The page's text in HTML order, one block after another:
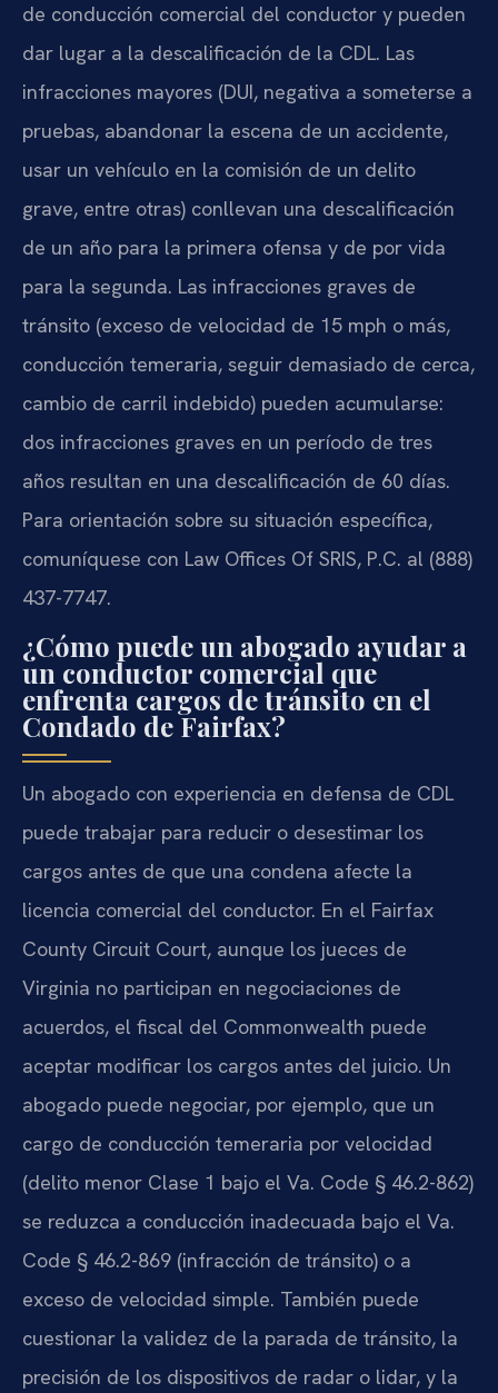
de conducción comercial del conductor y pueden
dar lugar a la descalificación de la CDL. Las
infracciones mayores (DUI, negativa a someterse a
pruebas, abandonar la escena de un accidente,
usar un vehículo en la comisión de un delito
grave, entre otras) conllevan una descalificación
de un año para la primera ofensa y de por vida
para la segunda. Las infracciones graves de
tránsito (exceso de velocidad de 15 mph o más,
conducción temeraria, seguir demasiado de cerca,
cambio de carril indebido) pueden acumularse:
dos infracciones graves en un período de tres
años resultan en una descalificación de 60 días.
Para orientación sobre su situación específica,
comuníquese con Law Offices Of SRIS, P.C. al (888)
437-7747.
¿Cómo puede un abogado ayudar a
un conductor comercial que
enfrenta cargos de tránsito en el
Condado de Fairfax?
Un abogado con experiencia en defensa de CDL
puede trabajar para reducir o desestimar los
cargos antes de que una condena afecte la
licencia comercial del conductor. En el Fairfax
County Circuit Court, aunque los jueces de
Virginia no participan en negociaciones de
acuerdos, el fiscal del Commonwealth puede
aceptar modificar los cargos antes del juicio. Un
abogado puede negociar, por ejemplo, que un
cargo de conducción temeraria por velocidad
(delito menor Clase 1 bajo el Va. Code § 46.2-862)
se reduzca a conducción inadecuada bajo el Va.
Code § 46.2-869 (infracción de tránsito) o a
exceso de velocidad simple. También puede
cuestionar la validez de la parada de tránsito, la
precisión de los dispositivos de radar o lidar, y la